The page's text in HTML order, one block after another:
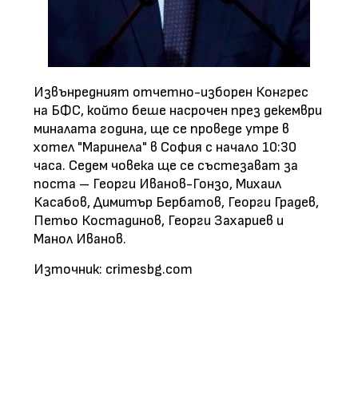
Извънредният отчетно-изборен Конгрес
на БФС, който беше насрочен през декември
миналата година, ще се проведе утре в
хотел "Маринела" в София с начало 10:30
часа. Седем човека ще се състезават за
поста – Георги Иванов-Гонзо, Михаил
Касабов, Димитър Бербатов, Георги Градев,
Петьо Костадинов, Георги Захариев и
Манол Иванов.
Източник: crimesbg.com